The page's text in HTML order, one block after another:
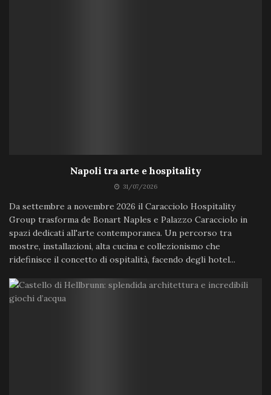
Napoli tra arte e hospitality
31/07/2026
Da settembre a novembre 2026 il Caracciolo Hospitality
Group trasforma de Bonart Naples e Palazzo Caracciolo in
spazi dedicati all'arte contemporanea. Un percorso tra
mostre, installazioni, alta cucina e collezionismo che
ridefinisce il concetto di ospitalità, facendo degli hotel...